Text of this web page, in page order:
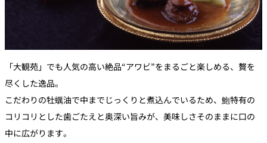
「大観苑」でも人気の高い絶品“アワビ”をまるごと楽しめる、贅を
尽くした逸品。
こだわりの牡蠣油で中までじっくりと煮込んでいるため、鮑特有の
コリコリとした歯ごたえと奥深い旨みが、美味しさそのままに口の
中に広がります。